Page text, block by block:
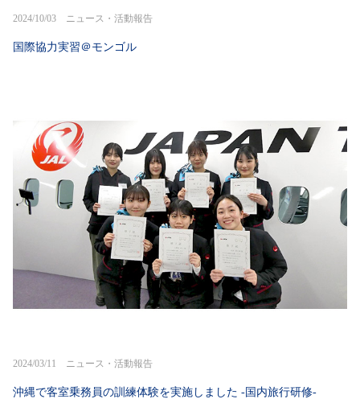
2024/10/03 ニュース・活動報告
国際協力実習＠モンゴル
2024/03/11 ニュース・活動報告
沖縄で客室乗務員の訓練体験を実施しました -国内旅行研修-